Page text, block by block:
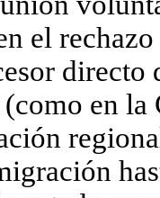
el
directo
(como en la